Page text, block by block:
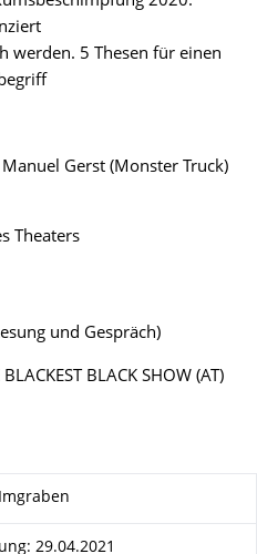
werden. 5 Thesen für einen
Manuel Gerst (Monster Truck)
Theaters
und Gespräch)
BLACK SHOW (AT)
29.04.2021